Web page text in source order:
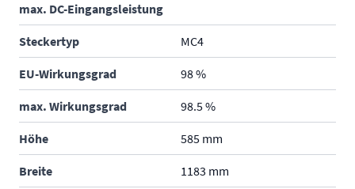
max. DC-Eingangsleistung
Steckertyp MC4
EU-Wirkungsgrad 98 %
max. Wirkungsgrad 98.5 %
Höhe 585 mm
Breite 1183 mm